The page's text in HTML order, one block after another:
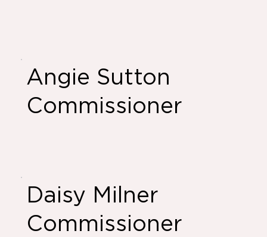
Angie Sutton
Commissioner
Daisy Milner
Commissioner